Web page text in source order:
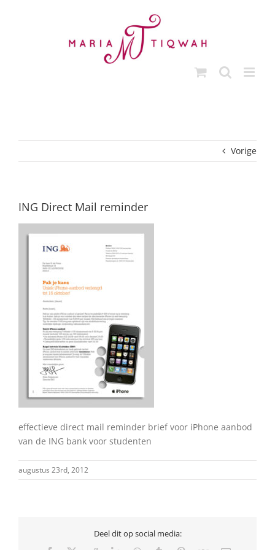
Vorige
ING Direct Mail reminder
effectieve direct mail reminder brief voor iPhone aanbod
van de ING bank voor studenten
augustus 23rd, 2012
Deel dit op social media: